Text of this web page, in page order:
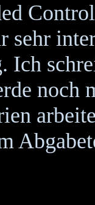
sehr
Ich
noch